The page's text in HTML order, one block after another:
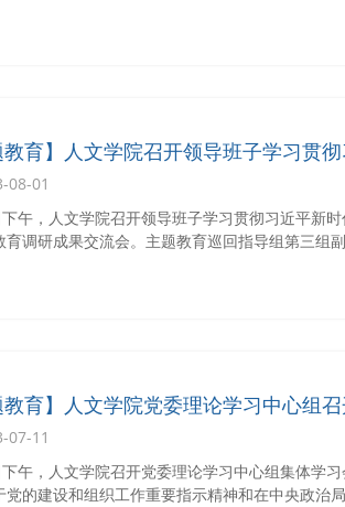
教育】人文学院召开领导班子学习贯
主义思想主题教育调研成果交流会
08-01
午，人文学院召开领导班子学习贯彻习近平新
育调研成果交流会。主题教育巡回指导组第三组
教育】人文学院党委理论学习中心组
研讨会
07-11
午，人文学院召开党委理论学习中心组集体学
党的建设和组织工作重要指示精神和在中央政治